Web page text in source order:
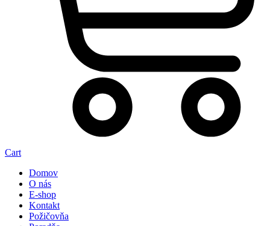
Cart
Domov
O nás
E-shop
Kontakt
Požičovňa